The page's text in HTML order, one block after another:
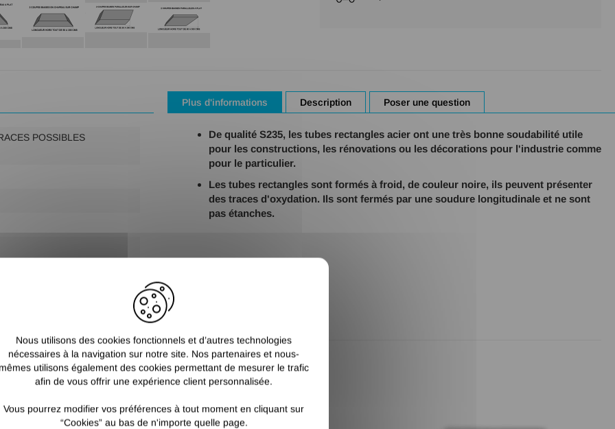
POSSIBLES
Plus d'informations
De qualité S235, les tubes rectangles acier ont une très bonne soudabilité utile
pour les constructions, les rénovations ou les décorations pour l'industrie comme
pour le particulier.
Les tubes rectangles sont formés à froid, de couleur noire, ils peuvent présenter
des traces d'oxydation. Ils sont fermés par une soudure longitudinale et ne sont
pas étanches.
Description Poser une question
Nous utilisons des cookies fonctionnels et d’autres technologies
nécessaires à la navigation sur notre site. Nos partenaires et nous-
mêmes utilisons également des cookies permettant de mesurer le trafic
afin de vous offrir une expérience client personnalisée.
Vous pourrez modifier vos préférences à tout moment en cliquant sur
“Cookies” au bas de n'importe quelle page.